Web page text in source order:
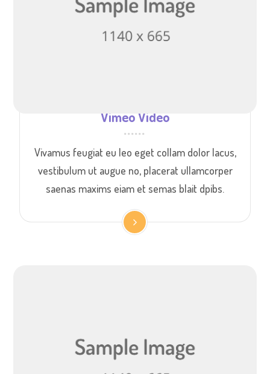
Vimeo Video
Vivamus feugiat eu leo eget collam dolor lacus,
vestibulum ut augue no, placerat ullamcorper
saenas maxims eiam et semas blait dpibs.